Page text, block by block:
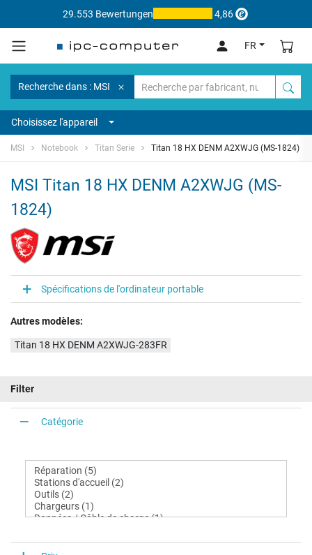
29.553 Bewertungen 4,86
FR
Recherche dans : MSI
Choisissez l'appareil
MSI Notebook Titan Serie Titan 18 HX DENM A2XWJG (MS-1824)
MSI Titan 18 HX DENM A2XWJG (MS-
1824)
Spécifications de l'ordinateur portable
Autres modèles:
Titan 18 HX DENM A2XWJG-283FR
Filter
Catégorie